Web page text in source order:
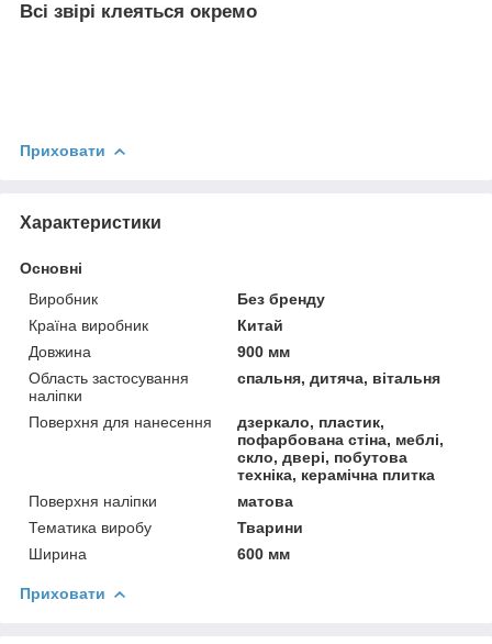
Всі звірі клеяться окремо
Приховати
Характеристики
Основні
Виробник
Без бренду
Країна виробник
Китай
Довжина
900 мм
Область застосування
наліпки
спальня, дитяча, вітальня
Поверхня для нанесення
дзеркало, пластик,
пофарбована стіна, меблі,
скло, двері, побутова
техніка, керамічна плитка
Поверхня наліпки
матова
Тематика виробу
Тварини
Ширина
600 мм
Приховати